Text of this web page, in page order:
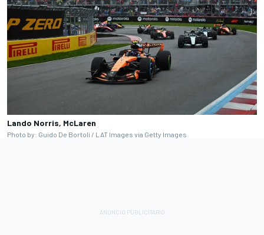
Lando Norris, McLaren
Photo by: Guido De Bortoli / LAT Images via Getty Images